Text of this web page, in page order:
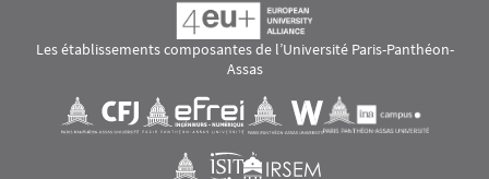
Les établissements composantes de l’Université Paris-Panthéon-
Assas
Visuel svgVisuel svg Visuel svgVisuel svg
Visuel svgVisuel svg